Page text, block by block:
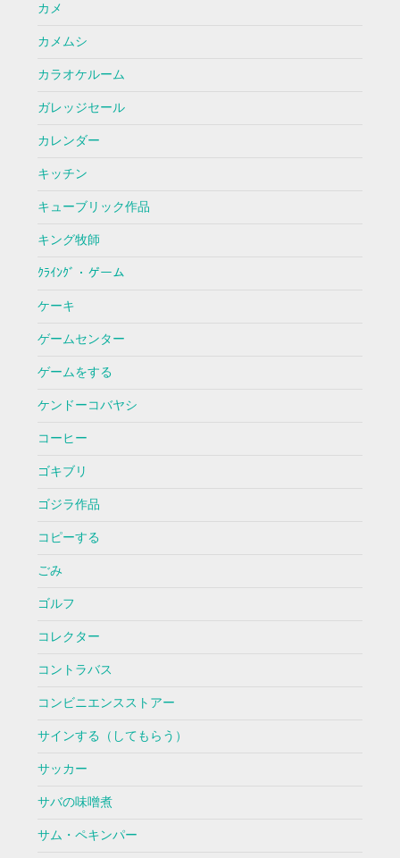
カメ
カメムシ
カラオケルーム
ガレッジセール
カレンダー
キッチン
キューブリック作品
キング牧師
ｸﾗｲﾝｸﾞ・ゲーム
ケーキ
ゲームセンター
ゲームをする
ケンドーコバヤシ
コーヒー
ゴキブリ
ゴジラ作品
コピーする
ごみ
ゴルフ
コレクター
コントラバス
コンビニエンスストアー
サインする（してもらう）
サッカー
サバの味噌煮
サム・ペキンパー